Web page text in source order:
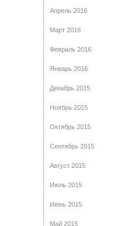
Апрель 2016
Март 2016
Февраль 2016
Январь 2016
Декабрь 2015
Ноябрь 2015
Октябрь 2015
Сентябрь 2015
Август 2015
Июль 2015
Июнь 2015
Май 2015